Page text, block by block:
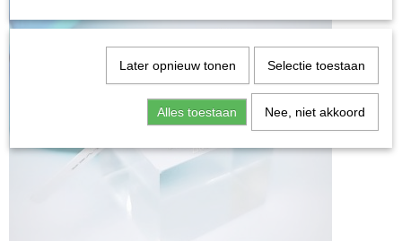
Later opnieuw tonen Selectie toestaan
Alles toestaan Nee, niet akkoord